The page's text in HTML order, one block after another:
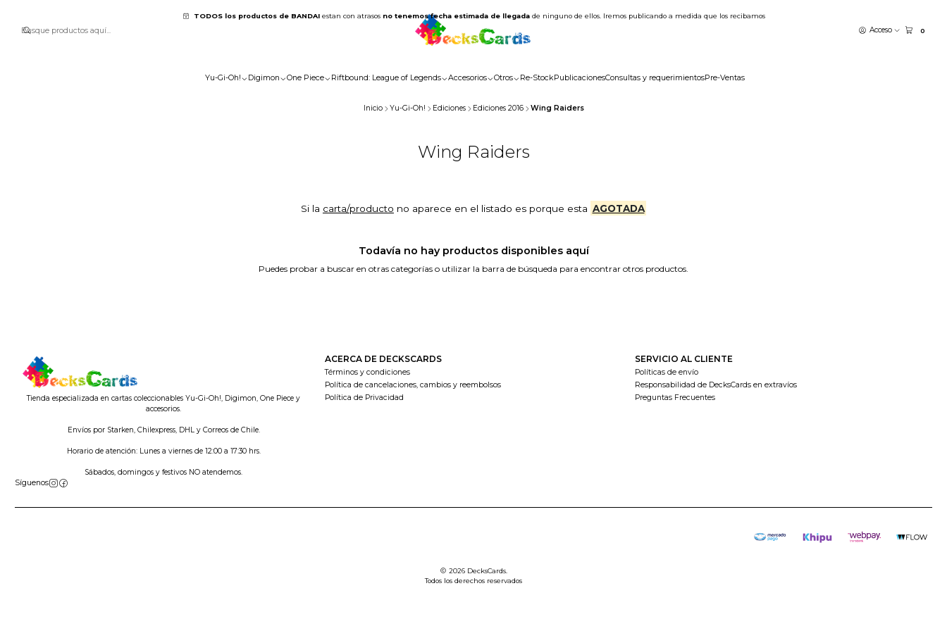
Acceso 0
Yu-Gi-Oh! Digimon One Piece Riftbound: League of Legends Accesorios Otros Re-StockPublicacionesConsultas y requerimientosPre-Ventas
TODOS los productos de BANDAI estan con atrasos no tenemos fecha estimada de llegadade ninguno de ellos. Iremos publicando a medida que los recibamos
Inicio Yu-Gi-Oh! Ediciones Ediciones 2016 Wing Raiders
Wing Raiders
Si la carta/producto no aparece en el listado es porque esta AGOTADA
Todavía no hay productos disponibles aquí
Puedes probar a buscar en otras categorías o utilizar la barra de búsqueda para encontrar otros productos.
Tienda especializada en cartas coleccionables Yu-Gi-Oh!, Digimon, One Piece y
accesorios.
Envíos por Starken, Chilexpress, DHL y Correos de Chile.
Horario de atención: Lunes a viernes de 12:00 a 17:30 hrs.
Sábados, domingos y festivos NO atendemos.
Síguenos
ACERCA DE DECKSCARDS
Términos y condiciones
Política de cancelaciones, cambios y reembolsos
Política de Privacidad
SERVICIO AL CLIENTE
Políticas de envío
Responsabilidad de DecksCards en extravíos
Preguntas Frecuentes
2026 DecksCards.
Todos los derechos reservados